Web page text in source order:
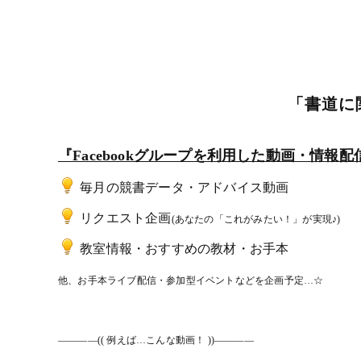
「書道
『Facebookグループを利用した動画・情報配
毎月の競書データ・アドバイス動画
リクエスト企画(あなたの「これがみたい！」が実現♪)
教室情報・おすすめの教材・お手本
他、お手本ライブ配信・参加型イベントなどを企画予定…☆
――――(( 例えば…こんな動画！ ))――――